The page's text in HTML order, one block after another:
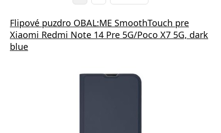
Flipové puzdro OBAL:ME SmoothTouch pre
Xiaomi Redmi Note 14 Pre 5G/Poco X7 5G, dark
blue